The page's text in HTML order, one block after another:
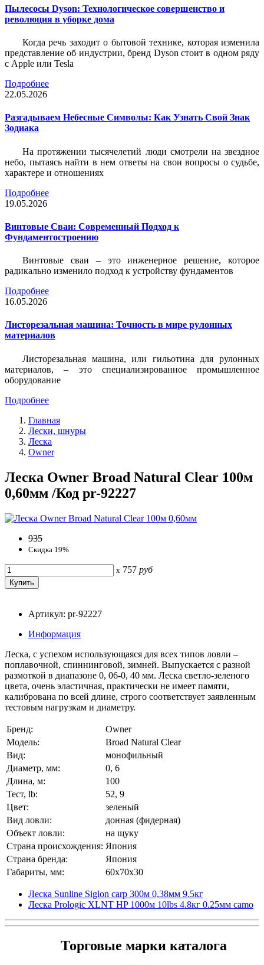
Пылесосы Dyson: Технологическое совершенство и
революция в уборке дома
Когда речь заходит о бытовой технике, которая изменила
представление об индустрии, бренд Dyson стоит в одном ряду
с Apple или Tesla
Подробнее
22.05.2026
Разгадываем Небесные Символы: Как Узнать Свой Знак
Зодиака
На протяжении тысячелетий люди смотрели на звездное
небо, пытаясь найти в нем ответы на свои вопросы о судьбе,
характере и отношениях
Подробнее
19.05.2026
Винтовые Сваи: Современный Подход к
Фундаментостроению
Винтовые сваи – это инженерное решение, которое
радикально изменило подход к устройству фундаментов
Подробнее
16.05.2026
Листорезальная машина: Точность в мире рулонных
материалов
Листорезальная машина, или гильотина для рулонных
материалов, – это специализированное промышленное
оборудование
Подробнее
Главная
Лески, шнуры
Леска
Owner
Леска Owner Broad Natural Clear 100м
0,60мм /Код pr-92227
935
Скидка 19%
x 757 руб
Артикул: pr-92227
Информация
Леска, с успехом использующаяся для всех типов ловли –
поплавочной, спиннинговой, зимней. Выпускается с разной
размоткой в диапазоне 0, 06-0, 40 мм. Леска светло-зеленого
цвета, очень эластичная, практически не имеет памяти,
калибрована по всей длине, строго соответствует заявленным
тестовым нагрузкам и диаметру.
Бренд:
Owner
Модель:
Broad Natural Clear
Вид:
монофильный
Диаметр, мм:
0, 6
Длина, м:
100
Тест, lb:
52, 9
Цвет:
зеленый
Вид ловли:
донная (фидерная)
Объект ловли:
на щуку
Страна происхождения: Япония
Страна бренда:
Япония
Габариты, мм:
60x70x30
Леска Sunline Siglon carp 300м 0,38мм 9.5кг
Леска Prologic XLNT HP 1000м 10lbs 4.8кг 0.25мм сamo
Торговые марки каталога